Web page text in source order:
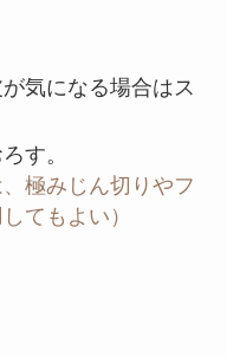
気になる場合はス
す。
極みじん切りやフ
てもよい）